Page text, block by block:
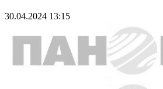
30.04.2024 13:15